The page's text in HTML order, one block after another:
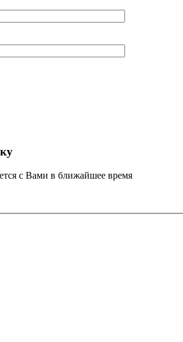
с Вами в ближайшее время